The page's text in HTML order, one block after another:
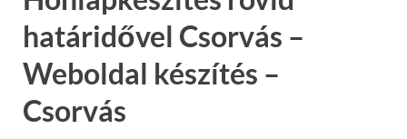
határidővel Csorvás –
Weboldal készítés –
Csorvás